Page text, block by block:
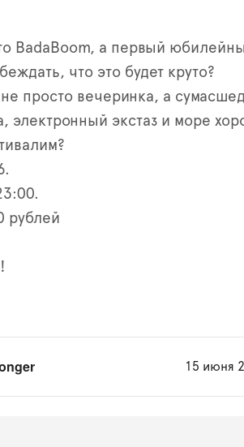
BadaBoom, а первый
что это будет круто?
просто вечеринка, а
электронный экстаз и море
рублей
15 июня